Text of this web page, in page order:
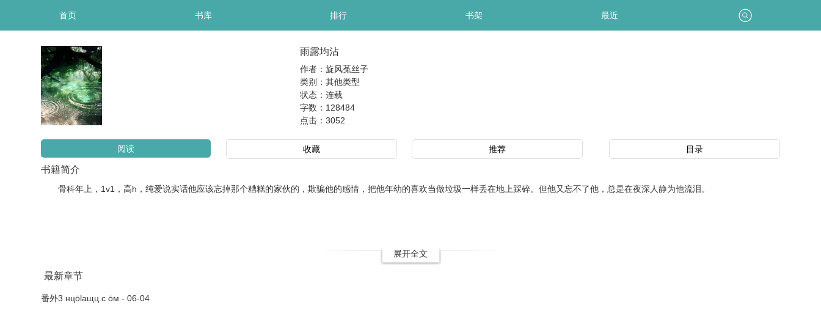
首页 书库 排行 书架 最近
雨露均沾
作者：旋风菟丝子
类别：其他类型
状态：连载
字数：128484
点击： 3052
阅读 收藏 推荐 目录
书籍简介
骨科年上，1v1，高h，纯爱说实话他应该忘掉那个糟糕的家伙的，欺骗他的感情，把他年幼的喜欢当做垃圾一样丢在地上踩碎。但他又忘不了他，总是在夜深人静为他流泪。
展开全文
最新章节
番外3 нцōlaщц.c ōм - 06-04